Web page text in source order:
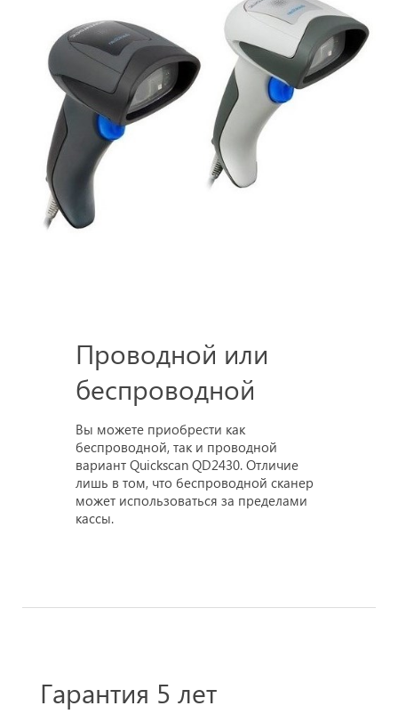
Проводной или
беспроводной
Вы можете приобрести как
беспроводной, так и проводной
вариант Quickscan QD2430. Отличие
лишь в том, что беспроводной сканер
может использоваться за пределами
кассы.
Гарантия 5 лет